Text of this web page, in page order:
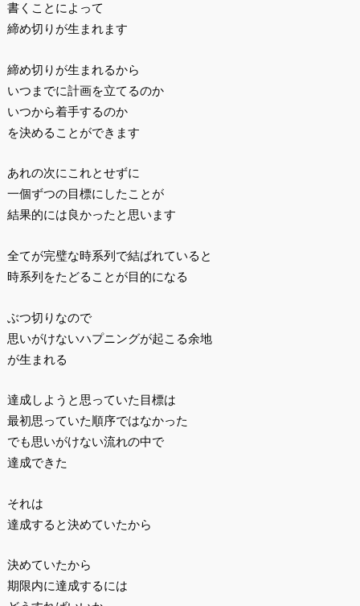
書くことによって
締め切りが生まれます
締め切りが生まれるから
いつまでに計画を立てるのか
いつから着手するのか
を決めることができます
あれの次にこれとせずに
一個ずつの目標にしたことが
結果的には良かったと思います
全てが完璧な時系列で結ばれていると
時系列をたどることが目的になる
ぶつ切りなので
思いがけないハプニングが起こる余地
が生まれる
達成しようと思っていた目標は
最初思っていた順序ではなかった
でも思いがけない流れの中で
達成できた
それは
達成すると決めていたから
決めていたから
期限内に達成するには